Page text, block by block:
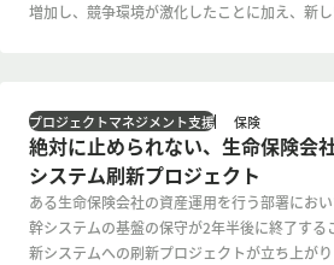
増加し、競争環境が激化したことに加え、新
絶対に止められない、生命保険会
システム刷新プロジェクト
ある生命保険会社の資産運用を行う部署にお
幹システムの基盤の保守が2年半後に終了する
新システムへの刷新プロジェクトが立ち上が
プロジェクトマネジメント支援 保険